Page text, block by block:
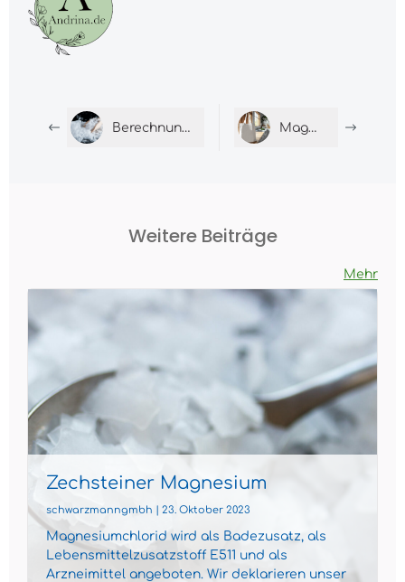
Berechnung Magnesiumgehalt Magnesium Kaufen
Weitere Beiträge
Mehr
Zechsteiner Magnesium
Kennzeichnung
schwarzmanngmbh | 23. Oktober 2023
Magnesiumchlorid wird als Badezusatz, als
Lebensmittelzusatzstoff E511 und als
Arzneimittel angeboten. Wir deklarieren unser